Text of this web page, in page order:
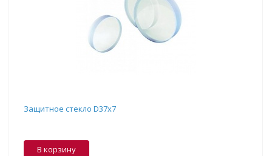
Защитное стекло D37x7
В корзину